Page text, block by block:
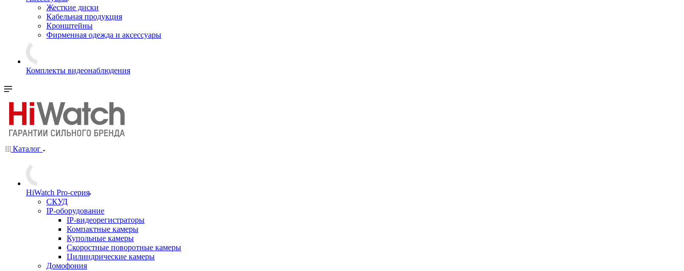
Жесткие диски
Кабельная продукция
Кронштейны
Фирменная одежда и аксессуары
Комплекты видеонаблюдения
Каталог
HiWatch Pro-серия
CКУД
IP-оборудование
IP-видеорегистраторы
Компактные камеры
Купольные камеры
Скоростные поворотные камеры
Цилиндрические камеры
Домофония